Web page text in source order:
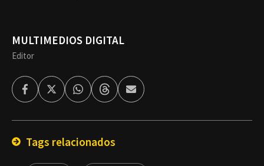
MULTIMEDIOS DIGITAL
Editor
FacebookTwitterWhatsappThreadsEnviar
por
Tags relacionados